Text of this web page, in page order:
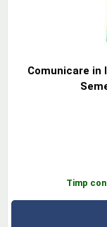
Comunicare in
Timp